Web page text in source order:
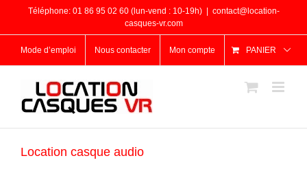
contenu
Téléphone: 01 86 95 02 60 (lun-vend : 10-19h)
contact@location-
casques-vr.com
Mode d’emploi Nous contacter Mon compte PANIER
Location casque audio